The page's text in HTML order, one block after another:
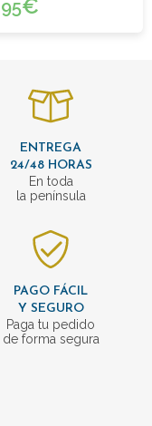
95€
ENTREGA
24/48 HORAS
En toda
la península
PAGO FÁCIL
Y SEGURO
Paga tu pedido
de forma segura